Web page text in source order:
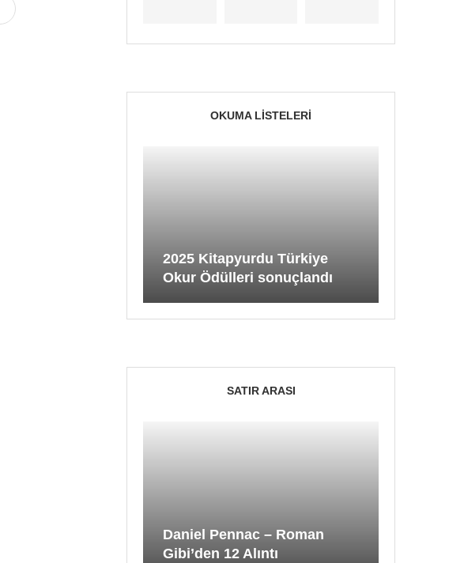
OKUMA LISTELERI
2025 Kitapyurdu Türkiye
Okur Ödülleri sonuçlandı
SATIR ARASI
Daniel Pennac – Roman
Gibi’den 12 Alıntı